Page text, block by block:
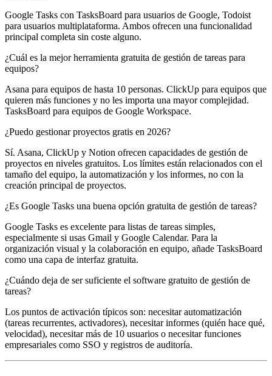
Google Tasks con TasksBoard para usuarios de Google, Todoist
para usuarios multiplataforma. Ambos ofrecen una funcionalidad
principal completa sin coste alguno.
¿Cuál es la mejor herramienta gratuita de gestión de tareas para
equipos?
Asana para equipos de hasta 10 personas. ClickUp para equipos que
quieren más funciones y no les importa una mayor complejidad.
TasksBoard para equipos de Google Workspace.
¿Puedo gestionar proyectos gratis en 2026?
Sí. Asana, ClickUp y Notion ofrecen capacidades de gestión de
proyectos en niveles gratuitos. Los límites están relacionados con el
tamaño del equipo, la automatización y los informes, no con la
creación principal de proyectos.
¿Es Google Tasks una buena opción gratuita de gestión de tareas?
Google Tasks es excelente para listas de tareas simples,
especialmente si usas Gmail y Google Calendar. Para la
organización visual y la colaboración en equipo, añade TasksBoard
como una capa de interfaz gratuita.
¿Cuándo deja de ser suficiente el software gratuito de gestión de
tareas?
Los puntos de activación típicos son: necesitar automatización
(tareas recurrentes, activadores), necesitar informes (quién hace qué,
velocidad), necesitar más de 10 usuarios o necesitar funciones
empresariales como SSO y registros de auditoría.